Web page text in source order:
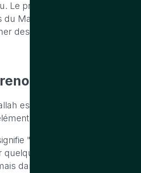
Le préfixe "Bou" est souvent
du Maghreb, comme l'Algérie et
des prénoms ou des
bouabdallah
est d'origine arabe. Il est
: "Bou" et "Abdallah".
"père de" ou peut être
ayant une certaine
dans certains contextes, il est